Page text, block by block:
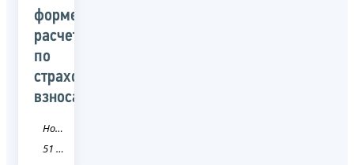
форме
расчетов
по
страховым
взносам
Новость
51 Мурманская область